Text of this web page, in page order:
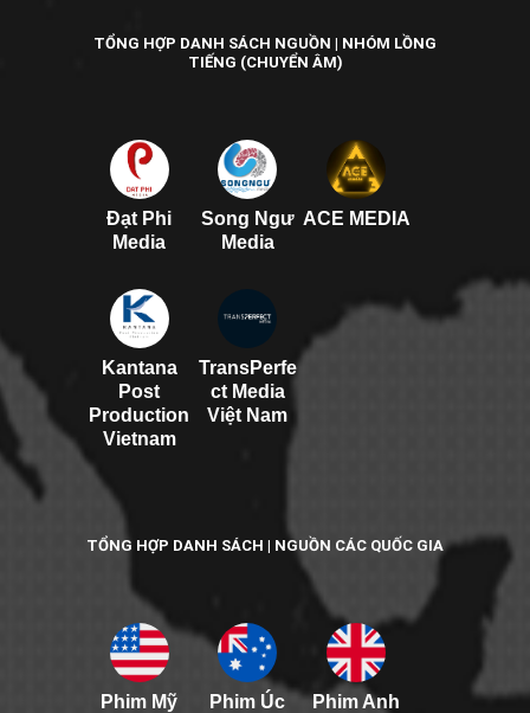
TỔNG HỢP DANH SÁCH NGUỒN | NHÓM LỒNG
TIẾNG (CHUYỂN ÂM)
Đạt Phi
Media
Song Ngư
Media
ACE MEDIA
Kantana
Post
Production
Vietnam
TransPerfe
ct Media
Việt Nam
TỔNG HỢP DANH SÁCH | NGUỒN CÁC QUỐC GIA
Phim Mỹ Phim Úc Phim Anh